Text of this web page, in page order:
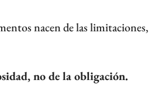
nacen de las limitaciones,
no de la obligación.